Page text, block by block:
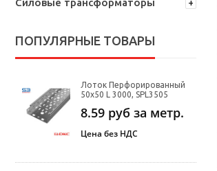
ПОПУЛЯРНЫЕ ТОВАРЫ
Лоток Перфорированный
50х50 L 3000, SPL3505
8.59 руб за метр.
Цена без НДС